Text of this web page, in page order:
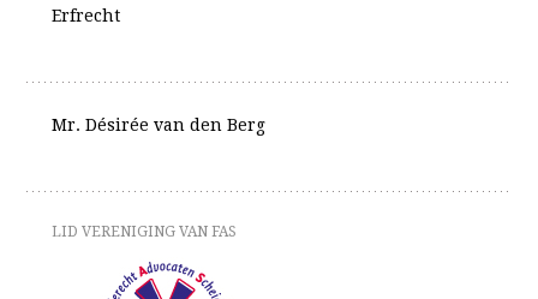
Erfrecht
Mr. Désirée van den Berg
LID VERENIGING VAN FAS